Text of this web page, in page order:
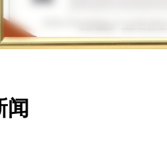
闻